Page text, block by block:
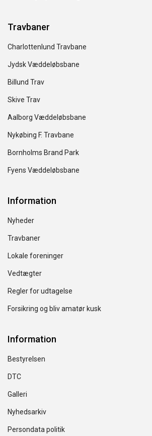
Travbaner
Charlottenlund Travbane
Jydsk Væddeløbsbane
Billund Trav
Skive Trav
Aalborg Væddeløbsbane
Nykøbing F. Travbane
Bornholms Brand Park
Fyens Væddeløbsbane
Information
Nyheder
Travbaner
Lokale foreninger
Vedtægter
Regler for udtagelse
Forsikring og bliv amatør kusk
Information
Bestyrelsen
DTC
Galleri
Nyhedsarkiv
Persondata politik